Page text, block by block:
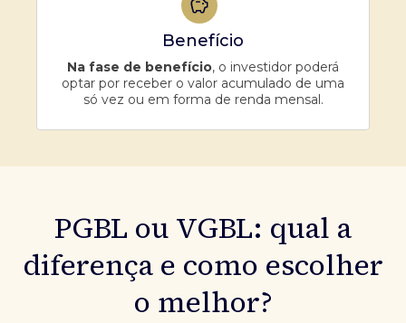
Benefício
Na fase de benefício, o investidor poderá
optar por receber o valor acumulado de uma
só vez ou em forma de renda mensal.
PGBL ou VGBL: qual a
diferença e como escolher
o melhor?